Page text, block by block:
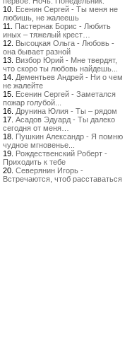
10. Есенин Сергей - Ты меня не
любишь, не жалеешь
11. Пастернак Борис - Любить
иных – тяжелый крест…
12. Высоцкая Ольга - Любовь -
она бывает разной
13. Визбор Юрий - Мне твердят,
что скоро ты любовь найдешь...
14. Дементьев Андрей - Ни о чем
не жалейте
15. Есенин Сергей - Заметался
пожар голубой...
16. Друнина Юлия - Ты – рядом
17. Асадов Эдуард - Ты далеко
сегодня от меня…
18. Пушкин Александр - Я помню
чудное мгновенье...
19. Рождественский Роберт -
Приходить к тебе
20. Северянин Игорь -
Встречаются, чтоб расставаться